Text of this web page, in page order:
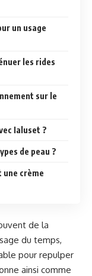
un usage
les rides
sur le
Ialuset ?
de peau ?
une crème
de la
du temps,
pour repulper
ainsi comme